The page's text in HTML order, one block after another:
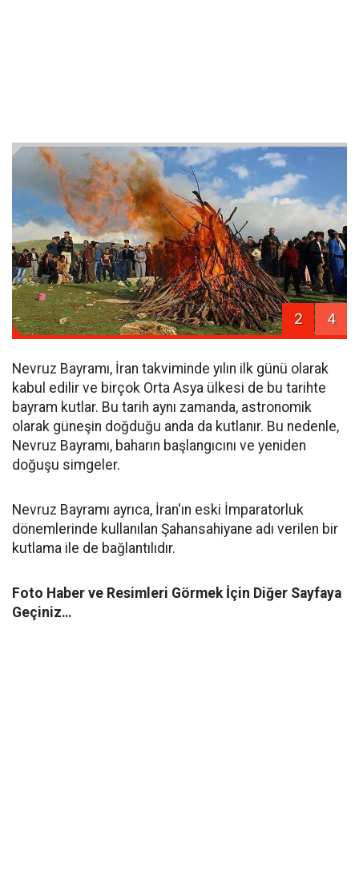
2 4
Nevruz Bayramı, İran takviminde yılın ilk günü olarak
kabul edilir ve birçok Orta Asya ülkesi de bu tarihte
bayram kutlar. Bu tarih aynı zamanda, astronomik
olarak güneşin doğduğu anda da kutlanır. Bu nedenle,
Nevruz Bayramı, baharın başlangıcını ve yeniden
doğuşu simgeler.
Nevruz Bayramı ayrıca, İran'ın eski İmparatorluk
dönemlerinde kullanılan Şahansahiyane adı verilen bir
kutlama ile de bağlantılıdır.
Foto Haber ve Resimleri Görmek İçin Diğer Sayfaya
Geçiniz…